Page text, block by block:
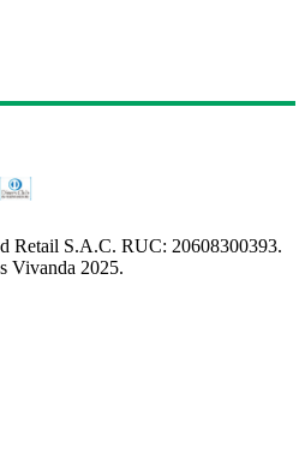
Retail S.A.C. RUC: 20608300393.
Vivanda 2025.